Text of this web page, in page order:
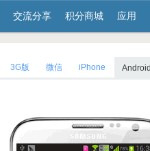
交流分享 积分商城 应用
3G版 微信 iPhone